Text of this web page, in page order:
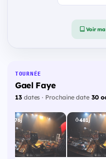
Voir
TOURNÉE
Gael Faye
13dates · Prochaine date30
476j 481j